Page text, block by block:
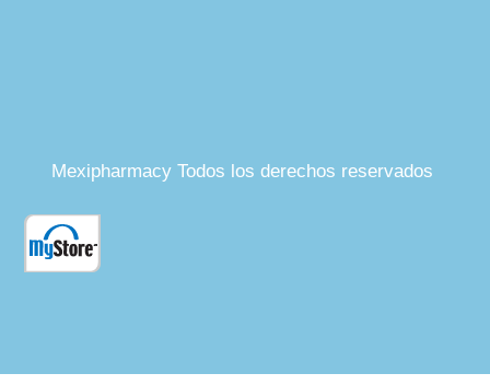
Mexipharmacy Todos los derechos reservados